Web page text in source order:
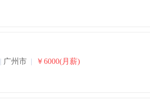
| 广州市 | ￥6000(月薪)